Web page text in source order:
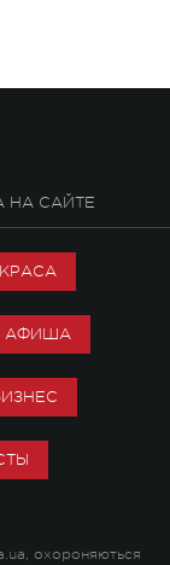
НА САЙТЕ
КРАСА
АФИША
охороняються